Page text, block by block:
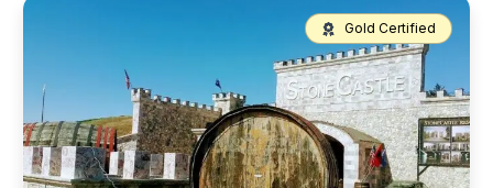
Gold Certified